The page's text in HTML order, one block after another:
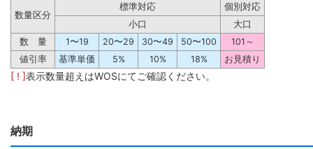
数量区分
標準対応
個別対応
小口
大口
数 量
1〜19 20〜29 30〜49 50〜100
101～
値引率
基準単価 5% 10% 18% お見積り
[ ! ]表示数量超えはWOSにてご確認ください。
納期